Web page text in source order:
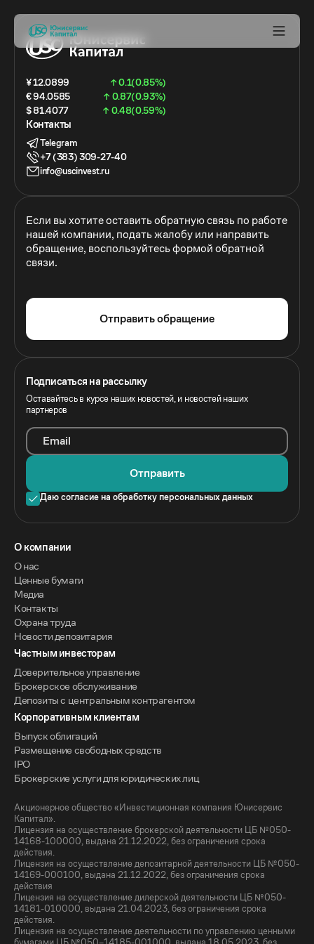
¥ 12.0899
↑ 0.1(0.85%)
€ 94.0585
↑ 0.87(0.93%)
$ 81.4077
↑ 0.48(0.59%)
Контакты
Telegram
+7 (383) 309-27-40
info@uscinvest.ru
Если вы хотите оставить обратную связь по работе
нашей компании, подать жалобу или направить
обращение, воспользуйтесь формой обратной
связи.
Отправить обращение
Подписаться на рассылку
Оставайтесь в курсе наших новостей, и новостей наших
партнеров
Email
Отправить
Даю согласие на обработку персональных данных
O компании
О нас
Ценные бумаги
Медиа
Контакты
Охрана труда
Новости депозитария
Частным инвесторам
Доверительное управление
Брокерское обслуживание
Депозиты с центральным контрагентом
Корпоративным клиентам
Выпуск облигаций
Размещение свободных средств
IPO
Брокерские услуги для юридических лиц
Акционерное общество «Инвестиционная компания Юнисервис
Капитал».
Лицензия на осуществление брокерской деятельности ЦБ №050-
14168-100000, выдана 21.12.2022, без ограничения срока
действия.
Лицензия на осуществление депозитарной деятельности ЦБ №050-
14169-000100, выдана 21.12.2022, без ограничения срока
действия
Лицензия на осуществление дилерской деятельности ЦБ №050-
14181-010000, выдана 21.04.2023, без ограничения срока
действия.
Лицензия на осуществление деятельности по управлению ценными